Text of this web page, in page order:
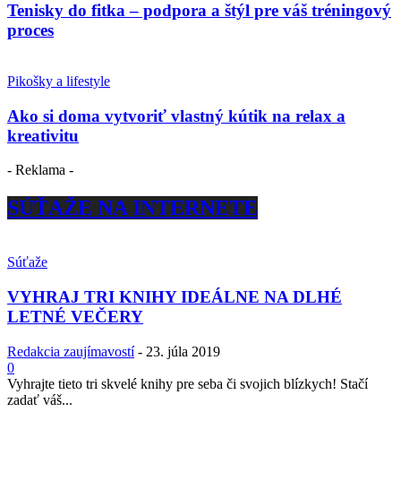
Tenisky do fitka – podpora a štýl pre váš tréningový
proces
Pikošky a lifestyle
Ako si doma vytvoriť vlastný kútik na relax a
kreativitu
- Reklama -
SÚŤAŽE NA INTERNETE
Súťaže
VYHRAJ TRI KNIHY IDEÁLNE NA DLHÉ
LETNÉ VEČERY
Redakcia zaujímavostí - 23. júla 2019
0
Vyhrajte tieto tri skvelé knihy pre seba či svojich blízkych! Stačí
zadať váš...